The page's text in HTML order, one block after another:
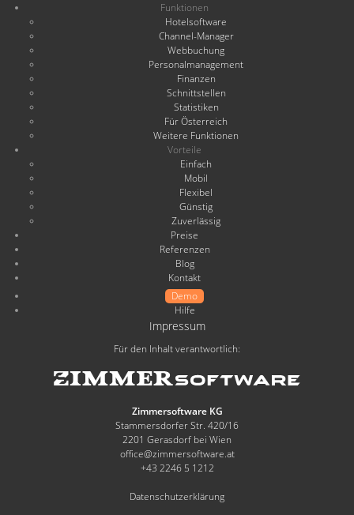
Funktionen
Hotelsoftware
Channel-Manager
Webbuchung
Personalmanagement
Finanzen
Schnittstellen
Statistiken
Für Österreich
Weitere Funktionen
Vorteile
Einfach
Mobil
Flexibel
Günstig
Zuverlässig
Preise
Referenzen
Blog
Kontakt
Demo
Hilfe
Impressum
Für den Inhalt verantwortlich:
Zimmersoftware KG
Stammersdorfer Str. 420/16
2201 Gerasdorf bei Wien
office@zimmersoftware.at
+43 2246 5 1212
Datenschutzerklärung